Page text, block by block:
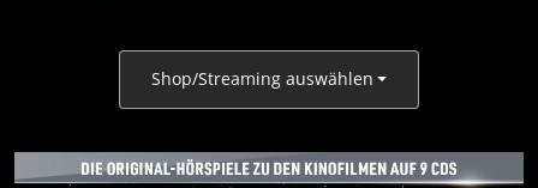
Shop/Streaming auswählen